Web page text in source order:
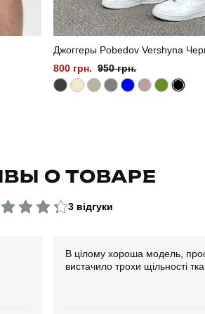
Джоггеры Pobedov Vershyna
800 грн. 950 грн.
О ТОВАРЕ
3 відгуки
В цілому хороша модель,
вистачило трохи щільності